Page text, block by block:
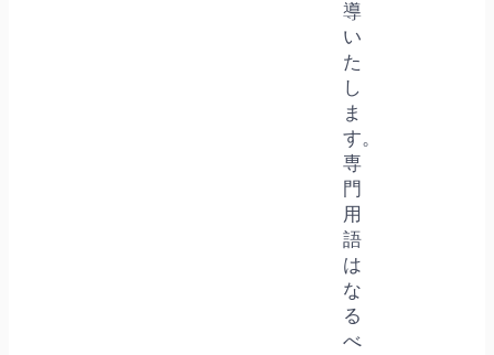
導
い
た
し
ま
す。
専
門
用
語
は
な
る
べ